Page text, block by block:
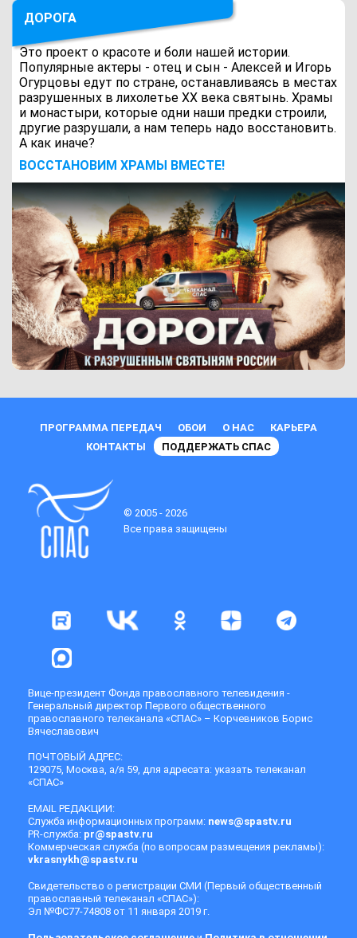
ДОРОГА
Это проект о красоте и боли нашей истории.
Популярные актеры - отец и сын - Алексей и Игорь
Огурцовы едут по стране, останавливаясь в местах
разрушенных в лихолетье ХХ века святынь. Храмы
и монастыри, которые одни наши предки строили,
другие разрушали, а нам теперь надо восстановить.
А как иначе?
ВОCСТАНОВИМ ХРАМЫ ВМЕСТЕ!
ПРОГРАММА ПЕРЕДАЧ ОБОИ О НАС
КАРЬЕРА
КОНТАКТЫ
ПОДДЕРЖАТЬ СПАС
© 2005 - 2026
Все права защищены
Вице-президент Фонда православного телевидения -
Генеральный директор Первого общественного
православного телеканала «СПАС» – Корчевников Борис
Вячеславович
ПОЧТОВЫЙ АДРЕС:
129075, Москва, а/я 59, для адресата: указать телеканал
«СПАС»
EMAIL РЕДАКЦИИ:
Служба информационных программ: news@spastv.ru
PR-служба: pr@spastv.ru
Коммерческая служба (по вопросам размещения рекламы):
vkrasnykh@spastv.ru
Свидетельство о регистрации СМИ (Первый общественный
православный телеканал «СПАС»):
Эл №ФС77-74808 от 11 января 2019 г.